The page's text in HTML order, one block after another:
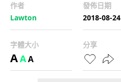
作者
Lawton
發佈日期
2018-08-24
字體大小
AAA
分享